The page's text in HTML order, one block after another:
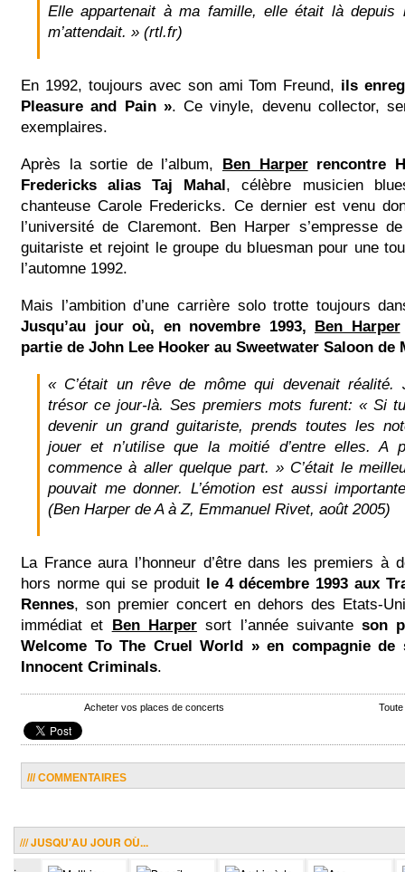
Elle appartenait à ma famille, elle était là depuis
m’attendait. » (rtl.fr)
En 1992, toujours avec son ami Tom Freund, ils
Pleasure and Pain ». Ce vinyle, devenu collector,
exemplaires.
Après la sortie de l’album, Ben Harperrencontre
Fredericks alias Taj Mahal, célèbre musicien
chanteuse Carole Fredericks. Ce dernier est venu
l’université de Claremont. Ben Harper s’empresse
guitariste et rejoint le groupe du bluesman pour une
l’automne 1992.
Mais l’ambition d’une carrière solo trotte toujours
Jusqu’au jour où, en novembre 1993, Ben Harper
partie de John Lee Hooker au Sweetwater Saloon de
« C’était un rêve de môme qui devenait réalité.
trésor ce jour-là. Ses premiers mots furent: « Si
devenir un grand guitariste, prends toutes les
jouer et n’utilise que la moitié d’entre elles. A
commence à aller quelque part. » C’était le
pouvait me donner. L’émotion est aussi
(Ben Harper de A à Z, Emmanuel Rivet, août 2005)
La France aura l’honneur d’être dans les premiers à
hors norme qui se produit le 4 décembre 1993 aux
Rennes, son premier concert en dehors des Etats-
immédiat et Ben Harpersort l’année suivanteson
Welcome To The Cruel World » en compagnie de
Innocent Criminals.
Acheter vos places de concerts
/// COMMENTAIRES
/// JUSQU'AU JOUR OÙ...
.